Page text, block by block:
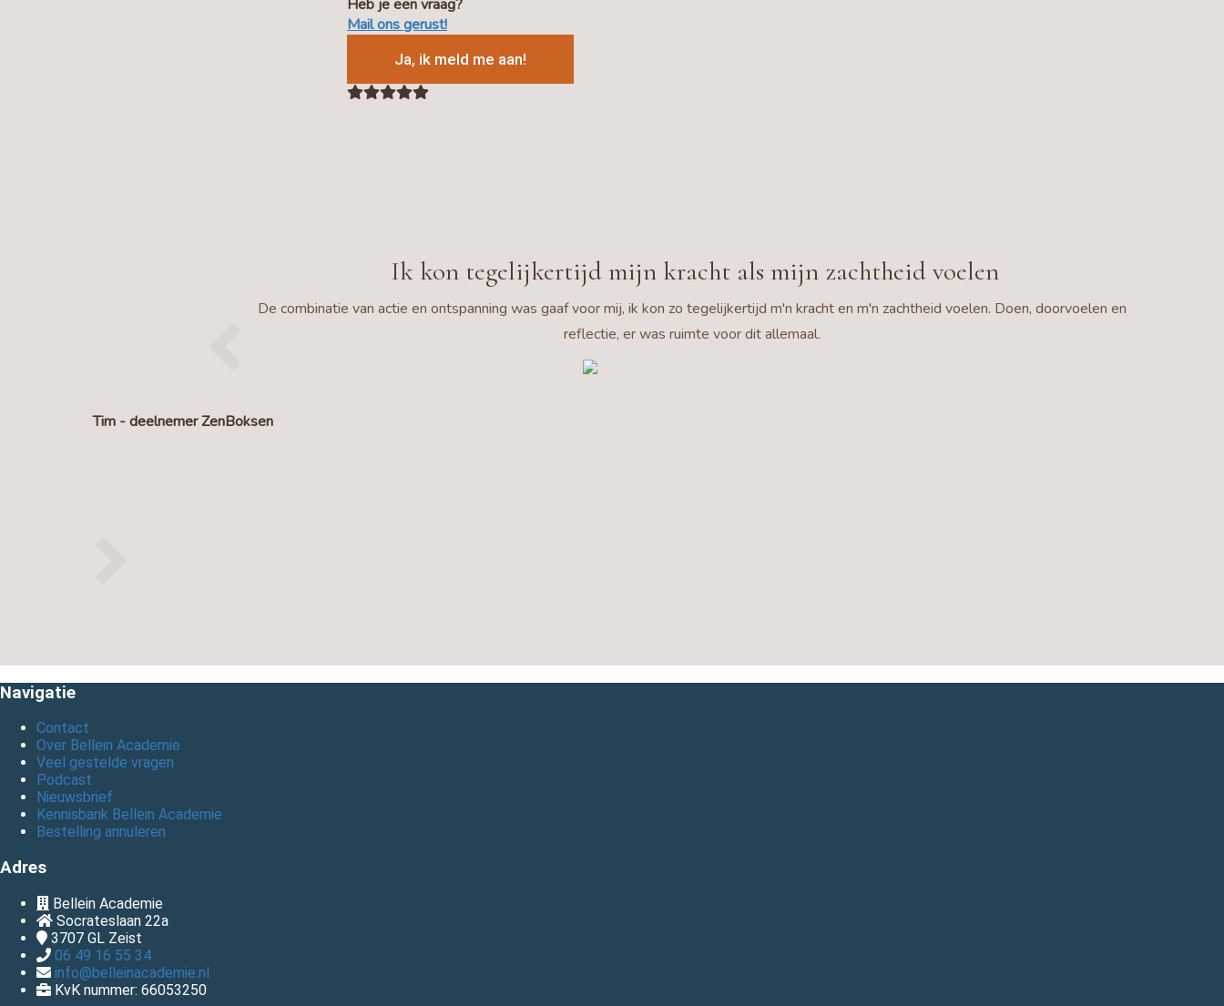
Heb je een vraag?
Mail ons gerust!
Ja, ik meld me aan!
Ik kon tegelijkertijd mijn kracht als mijn zachtheid voelen
De combinatie van actie en ontspanning was gaaf voor mij, ik kon zo tegelijkertijd m'n kracht en m'n zachtheid voelen. Doen, doorvoelen en
reflectie, er was ruimte voor dit allemaal.
Tim - deelnemer ZenBoksen
Navigatie
Contact
Over Bellein Academie
Veel gestelde vragen
Podcast
Nieuwsbrief
Kennisbank Bellein Academie
Bestelling annuleren
Adres
Bellein Academie
Socrateslaan 22a
3707 GL Zeist
06 49 16 55 34
info@belleinacademie.nl
KvK nummer: 66053250